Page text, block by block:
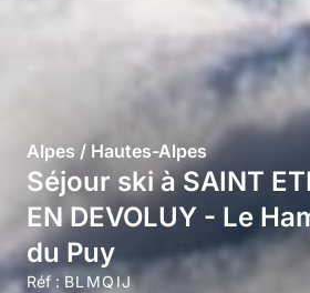
Alpes / Hautes-Alpes
Séjour ski à SAINT
EN DEVOLUY - Le
du Puy
Réf : BLMQIJ